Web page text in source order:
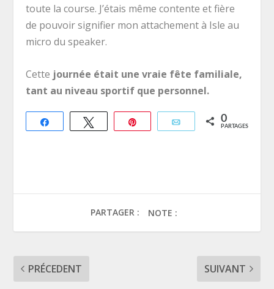
toute la course. J’étais même contente et fière
de pouvoir signifier mon attachement à Isle au
micro du speaker.
Cette journée était une vraie fête familiale,
tant au niveau sportif que personnel.
Partagez Tweetez Épingle Email 0
PARTAGES
PARTAGER : NOTE :
PRÉCEDENT SUIVANT